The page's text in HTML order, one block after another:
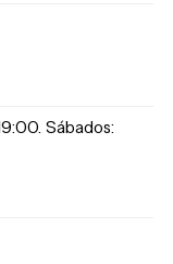
Sábados: